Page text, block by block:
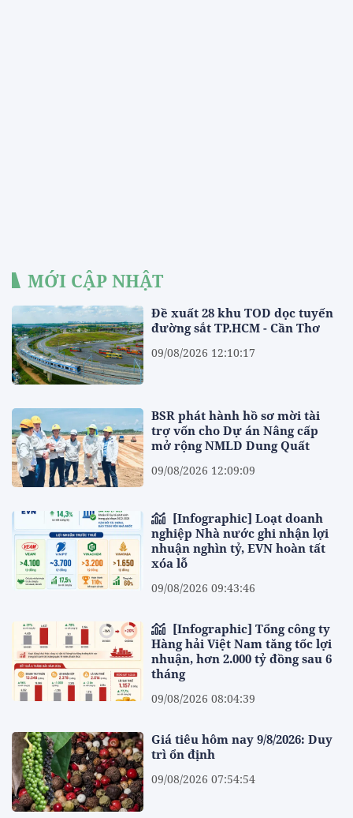
MỚI CẬP NHẬT
Đề xuất 28 khu TOD dọc tuyến
đường sắt TP.HCM - Cần Thơ
09/08/2026 12:10:17
BSR phát hành hồ sơ mời tài
trợ vốn cho Dự án Nâng cấp
mở rộng NMLD Dung Quất
09/08/2026 12:09:09
nghiệp Nhà nước ghi nhận lợi
nhuận nghìn tỷ, EVN hoàn tất
xóa lỗ
09/08/2026 09:43:46
Hàng hải Việt Nam tăng tốc lợi
nhuận, hơn 2.000 tỷ đồng sau 6
tháng
09/08/2026 08:04:39
Giá tiêu hôm nay 9/8/2026: Duy
trì ổn định
09/08/2026 07:54:54